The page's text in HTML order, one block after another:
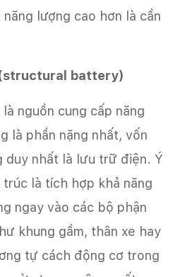
lượng cao hơn là cần
battery)
nguồn cung cấp năng
là phần nặng nhất, vốn
duy nhất là lưu trữ điện. Ý
là tích hợp khả năng
ngay vào các bộ phận
khung gầm, thân xe hay
tự cách động cơ trong